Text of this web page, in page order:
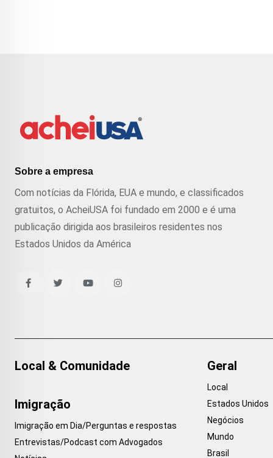
Sobre a empresa
Com notícias da Flórida, EUA e mundo, e classificados
gratuitos, o AcheiUSA foi fundado em 2000 e é uma
publicação dirigida aos brasileiros residentes nos
Estados Unidos da América
Local & Comunidade
Imigração
Imigração em Dia/Perguntas e respostas
Entrevistas/Podcast com Advogados
Geral
Local
Estados Unidos
Negócios
Mundo
Brasil